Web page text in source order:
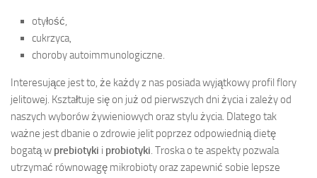
otyłość,
cukrzyca,
choroby autoimmunologiczne.
Interesujące jest to, że każdy z nas posiada wyjątkowy profil flory
jelitowej. Kształtuje się on już od pierwszych dni życia i zależy od
naszych wyborów żywieniowych oraz stylu życia. Dlatego tak
ważne jest dbanie o zdrowie jelit poprzez odpowiednią dietę
bogatą w prebiotyki i probiotyki . Troska o te aspekty pozwala
utrzymać równowagę mikrobioty oraz zapewnić sobie lepsze